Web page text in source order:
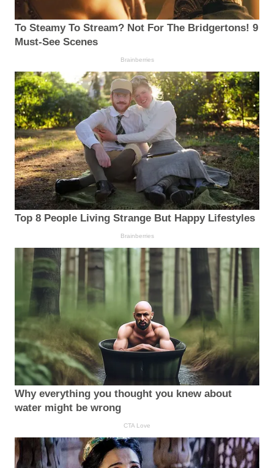
To Steamy To Stream? Not For The Bridgertons! 9
Must-See Scenes
Brainberries
Top 8 People Living Strange But Happy Lifestyles
Brainberries
Why everything you thought you knew about
water might be wrong
CTA Love